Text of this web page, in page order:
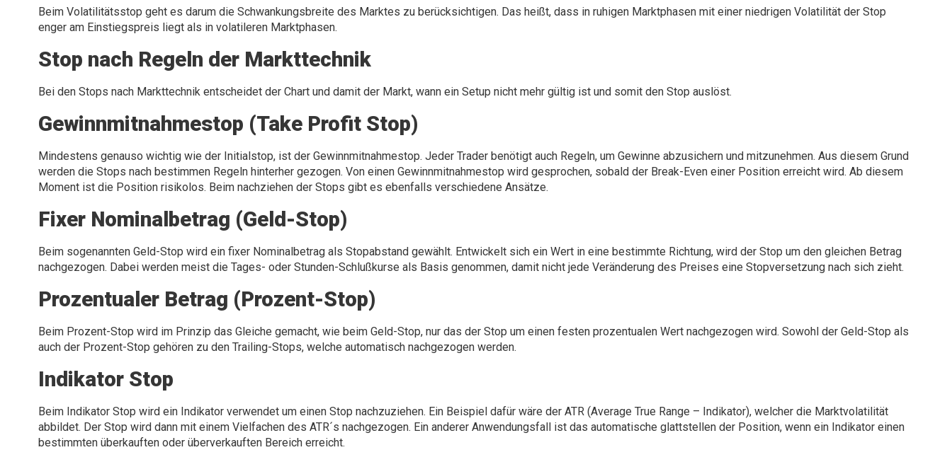
Beim Volatilitätsstop geht es darum die Schwankungsbreite des Marktes zu berücksichtigen. Das heißt, dass in ruhigen Marktphasen mit einer niedrigen Volatilität der Stop
enger am Einstiegspreis liegt als in volatileren Marktphasen.
Stop nach Regeln der Markttechnik
Bei den Stops nach Markttechnik entscheidet der Chart und damit der Markt, wann ein Setup nicht mehr gültig ist und somit den Stop auslöst.
Gewinnmitnahmestop (Take Profit Stop)
Mindestens genauso wichtig wie der Initialstop, ist der Gewinnmitnahmestop. Jeder Trader benötigt auch Regeln, um Gewinne abzusichern und mitzunehmen. Aus diesem Grund
werden die Stops nach bestimmen Regeln hinterher gezogen. Von einen Gewinnmitnahmestop wird gesprochen, sobald der Break-Even einer Position erreicht wird. Ab diesem
Moment ist die Position risikolos. Beim nachziehen der Stops gibt es ebenfalls verschiedene Ansätze.
Fixer Nominalbetrag (Geld-Stop)
Beim sogenannten Geld-Stop wird ein fixer Nominalbetrag als Stopabstand gewählt. Entwickelt sich ein Wert in eine bestimmte Richtung, wird der Stop um den gleichen Betrag
nachgezogen. Dabei werden meist die Tages- oder Stunden-Schlußkurse als Basis genommen, damit nicht jede Veränderung des Preises eine Stopversetzung nach sich zieht.
Prozentualer Betrag (Prozent-Stop)
Beim Prozent-Stop wird im Prinzip das Gleiche gemacht, wie beim Geld-Stop, nur das der Stop um einen festen prozentualen Wert nachgezogen wird. Sowohl der Geld-Stop als
auch der Prozent-Stop gehören zu den Trailing-Stops, welche automatisch nachgezogen werden.
Indikator Stop
Beim Indikator Stop wird ein Indikator verwendet um einen Stop nachzuziehen. Ein Beispiel dafür wäre der ATR (Average True Range – Indikator), welcher die Marktvolatilität
abbildet. Der Stop wird dann mit einem Vielfachen des ATR´s nachgezogen. Ein anderer Anwendungsfall ist das automatische glattstellen der Position, wenn ein Indikator einen
bestimmten überkauften oder überverkauften Bereich erreicht.